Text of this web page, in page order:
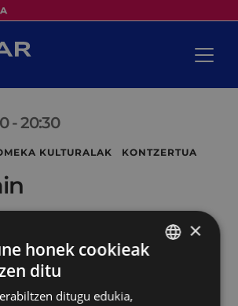
-20:30
KULTURALAK KONTZERTUA
×
honek cookieak
ditu
ditugu edukia,